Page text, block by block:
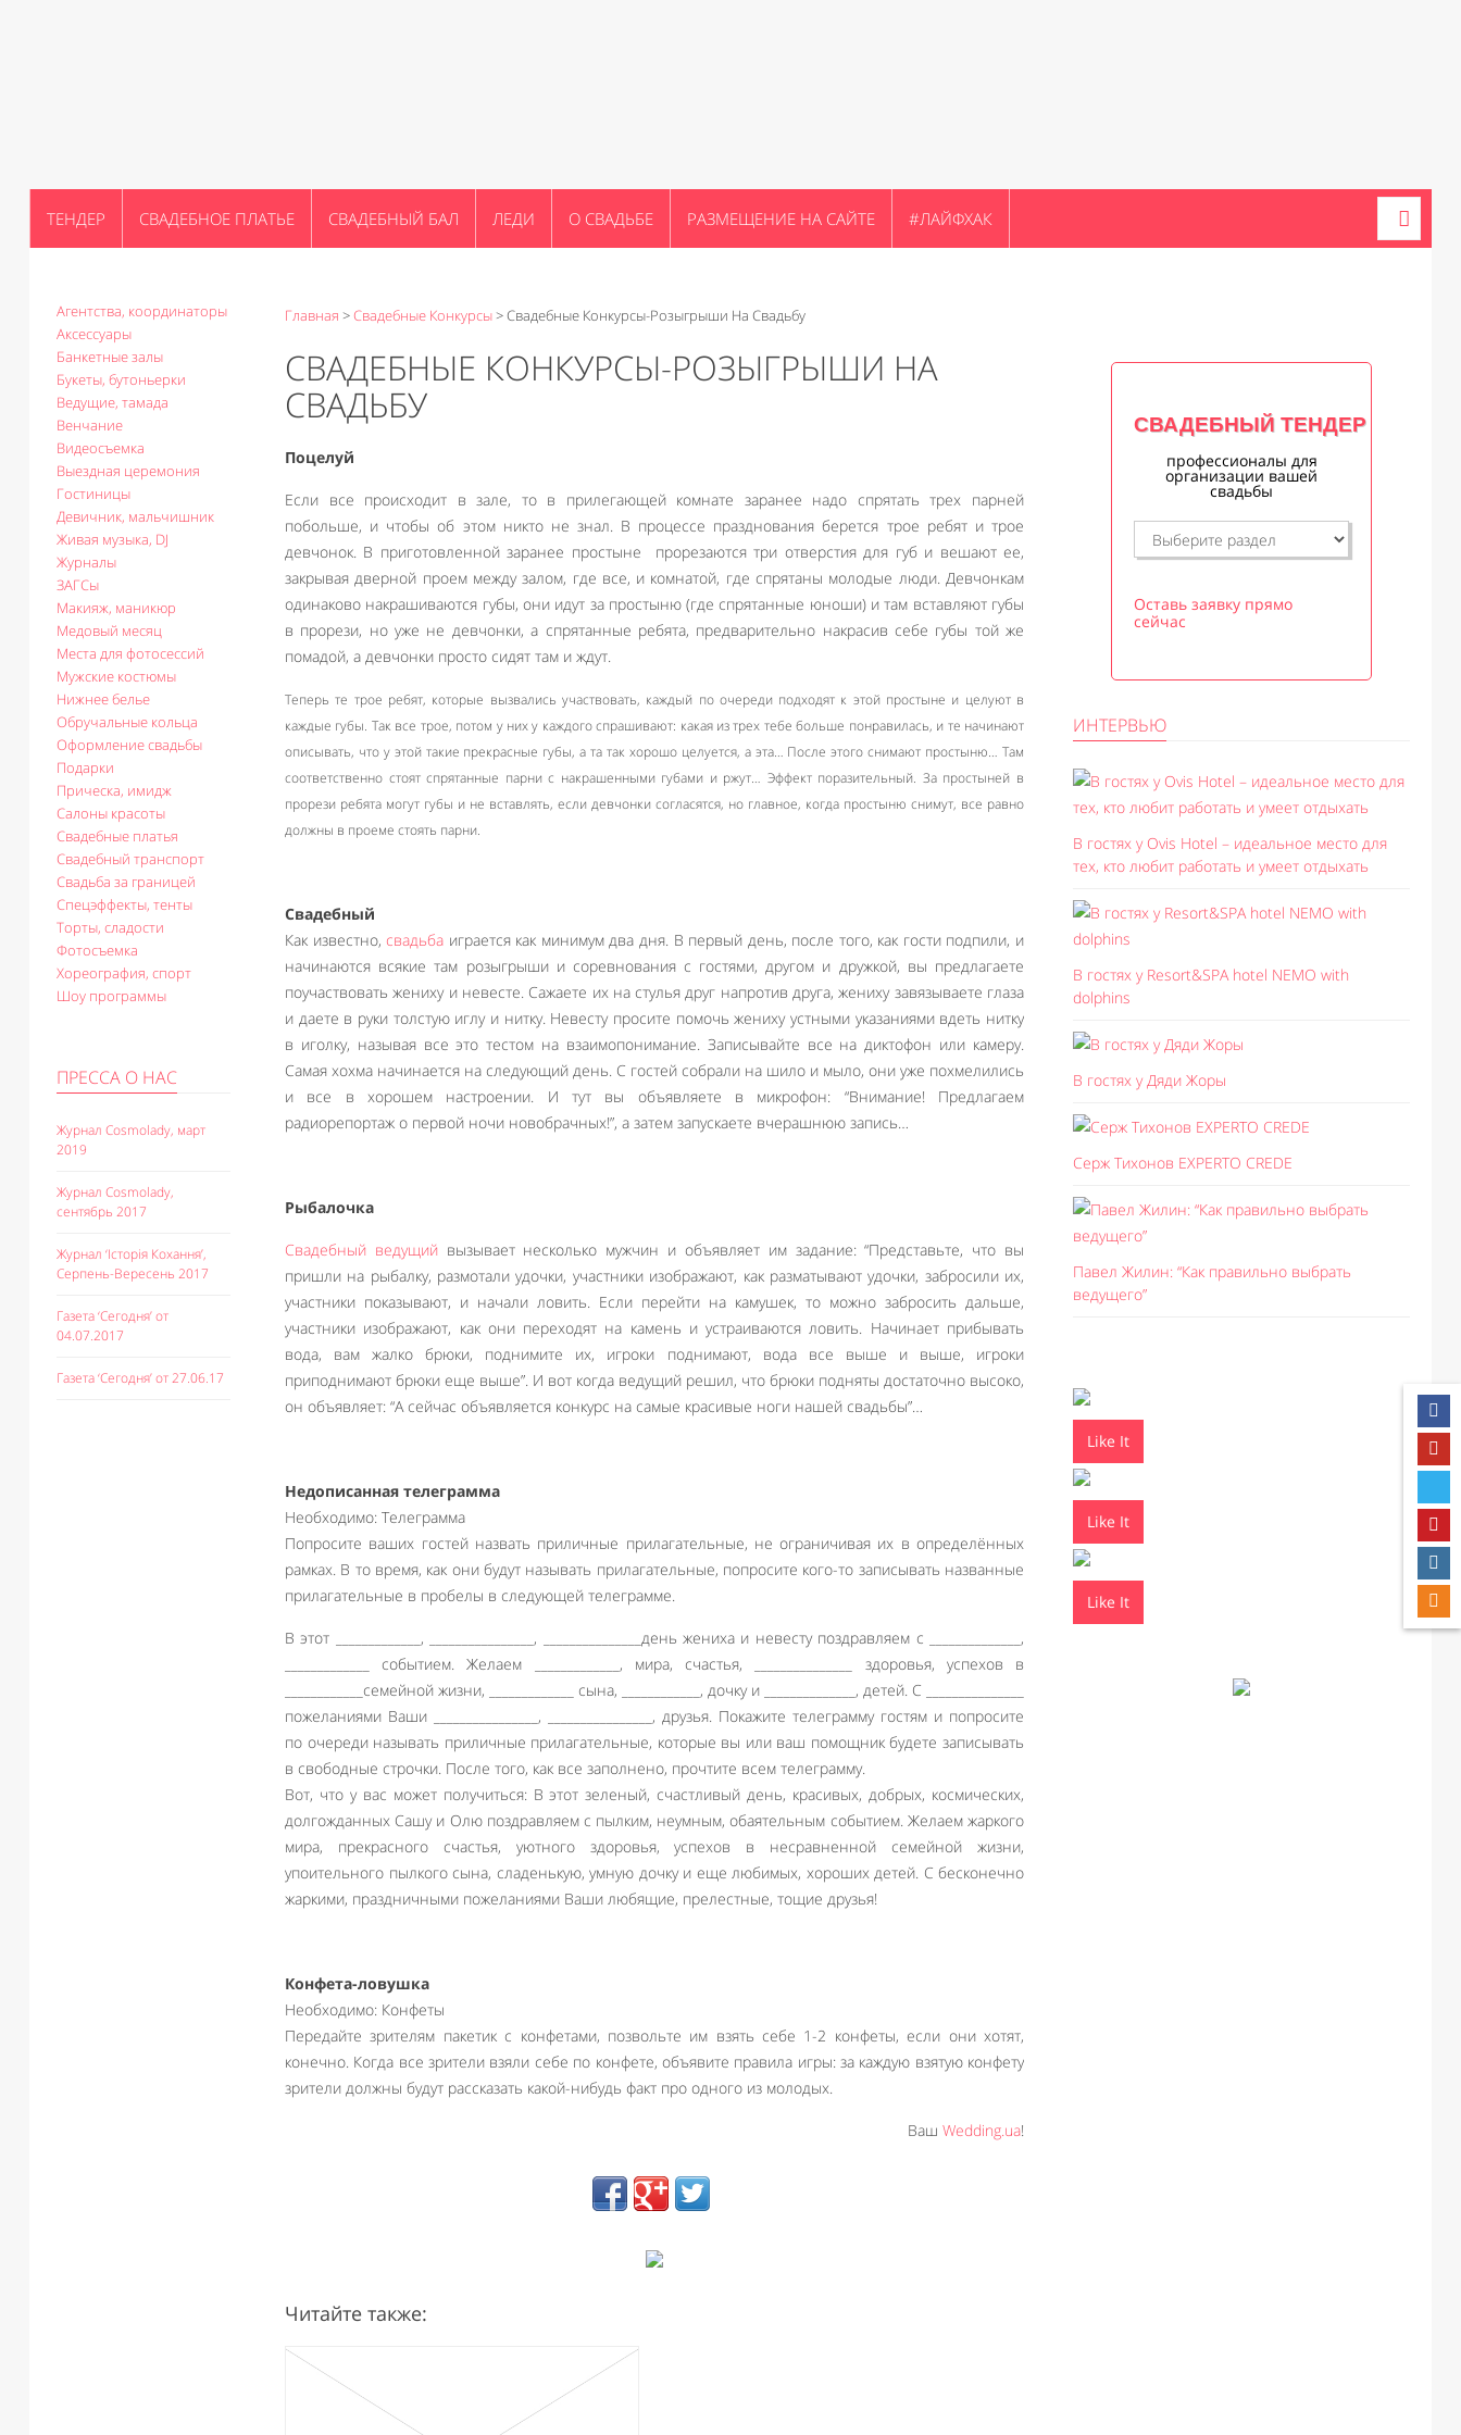
ТЕНДЕР СВАДЕБНОЕ ПЛАТЬЕ СВАДЕБНЫЙ БАЛ ЛЕДИ О СВАДЬБЕ РАЗМЕЩЕНИЕ НА САЙТЕ #ЛАЙФХАК
Агентства, координаторы
Аксессуары
Банкетные залы
Букеты, бутоньерки
Ведущие, тамада
Венчание
Видеосъемка
Выездная церемония
Гостиницы
Девичник, мальчишник
Живая музыка, DJ
Журналы
ЗАГСы
Макияж, маникюр
Медовый месяц
Места для фотосессий
Мужские костюмы
Нижнее белье
Обручальные кольца
Оформление свадьбы
Подарки
Прическа, имидж
Салоны красоты
Свадебные платья
Свадебный транспорт
Свадьба за границей
Спецэффекты, тенты
Торты, сладости
Фотосъемка
Хореография, спорт
Шоу программы
ПРЕССА О НАС
Журнал Cosmolady, март
2019
Журнал Cosmolady,
сентябрь 2017
Журнал ‘Історія Кохання’,
Серпень-Вересень 2017
Газета ‘Сегодня’ от
04.07.2017
Газета ‘Сегодня’ от 27.06.17
Главная >Свадебные Конкурсы>Свадебные Конкурсы-Розыгрыши На Свадьбу
СВАДЕБНЫЕ КОНКУРСЫ-РОЗЫГРЫШИ НА
СВАДЬБУ
Поцелуй
Если все происходит в зале, то в прилегающей комнате заранее надо спрятать трех парней
побольше, и чтобы об этом никто не знал. В процессе празднования берется трое ребят и трое
девчонок. В приготовленной заранее простыне прорезаются три отверстия для губ и вешают ее,
закрывая дверной проем между залом, где все, и комнатой, где спрятаны молодые люди. Девчонкам
одинаково накрашиваются губы, они идут за простыню (где спрятанные юноши) и там вставляют губы
в прорези, но уже не девчонки, а спрятанные ребята, предварительно накрасив себе губы той же
помадой, а девчонки просто сидят там и ждут.
Теперь те трое ребят, которые вызвались участвовать, каждый по очереди подходят к этой простыне и целуют в
каждые губы. Так все трое, потом у них у каждого спрашивают: какая из трех тебе больше понравилась, и те начинают
описывать, что у этой такие прекрасные губы, а та так хорошо целуется, а эта… После этого снимают простыню… Там
соответственно стоят спрятанные парни с накрашенными губами и ржут… Эффект поразительный. За простыней в
прорези ребята могут губы и не вставлять, если девчонки согласятся, но главное, когда простыню снимут, все равно
должны в проеме стоять парни.
Свадебный
Как известно,свадьба играется как минимум два дня. В первый день, после того, как гости подпили, и
начинаются всякие там розыгрыши и соревнования с гостями, другом и дружкой, вы предлагаете
поучаствовать жениху и невесте. Сажаете их на стулья друг напротив друга, жениху завязываете глаза
и даете в руки толстую иглу и нитку. Невесту просите помочь жениху устными указаниями вдеть нитку
в иголку, называя все это тестом на взаимопонимание. Записывайте все на диктофон или камеру.
Самая хохма начинается на следующий день. С гостей собрали на шило и мыло, они уже похмелились
и все в хорошем настроении. И тут вы объявляете в микрофон: “Внимание! Предлагаем
радиорепортаж о первой ночи новобрачных!”, а затем запускаете вчерашнюю запись…
Рыбалочка
Свадебный ведущийвызывает несколько мужчин и объявляет им задание: “Представьте, что вы
пришли на рыбалку, размотали удочки, участники изображают, как разматывают удочки, забросили их,
участники показывают, и начали ловить. Если перейти на камушек, то можно забросить дальше,
участники изображают, как они переходят на камень и устраиваются ловить. Начинает прибывать
вода, вам жалко брюки, поднимите их, игроки поднимают, вода все выше и выше, игроки
приподнимают брюки еще выше”. И вот когда ведущий решил, что брюки подняты достаточно высоко,
он объявляет: “А сейчас объявляется конкурс на самые красивые ноги нашей свадьбы”…
Недописанная телеграмма
Необходимо: Телеграмма
Попросите ваших гостей назвать приличные прилагательные, не ограничивая их в определённых
рамках. В то время, как они будут называть прилагательные, попросите кого-то записывать названные
прилагательные в пробелы в следующей телеграмме.
В этот _____________, ________________, _______________день жениха и невесту поздравляем с ______________,
_____________ событием. Желаем _____________, мира, счастья, _______________ здоровья, успехов в
____________семейной жизни, _____________ сына, ____________, дочку и ______________, детей. С _______________
пожеланиями Ваши ________________, ________________, друзья. Покажите телеграмму гостям и попросите
по очереди называть приличные прилагательные, которые вы или ваш помощник будете записывать
в свободные строчки. После того, как все заполнено, прочтите всем телеграмму.
Вот, что у вас может получиться: В этот зеленый, счастливый день, красивых, добрых, космических,
долгожданных Сашу и Олю поздравляем с пылким, неумным, обаятельным событием. Желаем жаркого
мира, прекрасного счастья, уютного здоровья, успехов в несравненной семейной жизни,
упоительного пылкого сына, сладенькую, умную дочку и еще любимых, хороших детей. С бесконечно
жаркими, праздничными пожеланиями Ваши любящие, прелестные, тощие друзья!
Конфета-ловушка
Необходимо: Конфеты
Передайте зрителям пакетик с конфетами, позвольте им взять себе 1-2 конфеты, если они хотят,
конечно. Когда все зрители взяли себе по конфете, объявите правила игры: за каждую взятую конфету
зрители должны будут рассказать какой-нибудь факт про одного из молодых.
Ваш Wedding.ua!
Читайте также:
СВАДЕБНЫЙ ТЕНДЕР
профессионалы для
организации вашей
свадьбы
Оставь заявку прямо
сейчас
ИНТЕРВЬЮ
В гостях у Ovis Hotel – идеальное место для
тех, кто любит работать и умеет отдыхать
В гостях у Resort&SPA hotel NEMO with
dolphins
В гостях у Дяди Жоры
Серж Тихонов EXPERTO CREDE
Павел Жилин: “Как правильно выбрать
ведущего”
Like It
Like It
Like It